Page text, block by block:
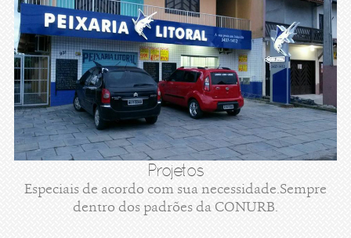
Projetos
Especiais de acordo com sua necessidade.Sempre
dentro dos padrões da CONURB.